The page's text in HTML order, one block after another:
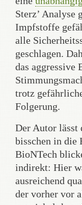
Sterz’
Impfstoffe
alle
geschlagen.
das aggressive
trotz
Folgerung.
Der Autor lässt
bisschen in die
BioNTech
indirekt: Hier
ausreichend
der vorher vor